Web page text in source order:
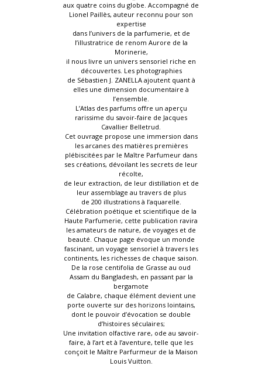
aux quatre coins du globe. Accompagné de
Lionel Paillès, auteur reconnu pour son
expertise
dans l’univers de la parfumerie, et de
l’illustratrice de renom Aurore de la
Morinerie,
il nous livre un univers sensoriel riche en
découvertes. Les photographies
de Sébastien J. ZANELLA ajoutent quant à
elles une dimension documentaire à
l’ensemble.
L’Atlas des parfums offre un aperçu
rarissime du savoir-faire de Jacques
Cavallier Belletrud.
Cet ouvrage propose une immersion dans
les arcanes des matières premières
plébiscitées par le Maître Parfumeur dans
ses créations, dévoilant les secrets de leur
récolte,
de leur extraction, de leur distillation et de
leur assemblage au travers de plus
de 200 illustrations à l’aquarelle.
Célébration poétique et scientifique de la
Haute Parfumerie, cette publication ravira
les amateurs de nature, de voyages et de
beauté. Chaque page évoque un monde
fascinant, un voyage sensoriel à travers les
continents, les richesses de chaque saison.
De la rose centifolia de Grasse au oud
Assam du Bangladesh, en passant par la
bergamote
de Calabre, chaque élément devient une
porte ouverte sur des horizons lointains,
dont le pouvoir d’évocation se double
d’histoires séculaires;
Une invitation olfactive rare, ode au savoir-
faire, à l’art et à l’aventure, telle que les
conçoit le Maître Parfurmeur de la Maison
Louis Vuitton.